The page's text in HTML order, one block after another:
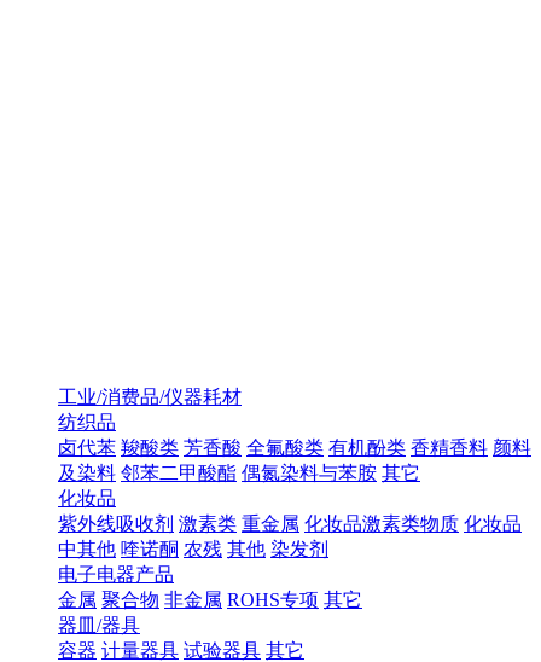
工业/消费品/仪器耗材
纺织品
卤代苯 羧酸类 芳香酸 全氟酸类 有机酚类 香精香料 颜料
及染料 邻苯二甲酸酯 偶氮染料与苯胺 其它
化妆品
紫外线吸收剂 激素类 重金属 化妆品激素类物质 化妆品
中其他 喹诺酮 农残 其他 染发剂
电子电器产品
金属 聚合物 非金属 ROHS专项 其它
器皿/器具
容器 计量器具 试验器具 其它